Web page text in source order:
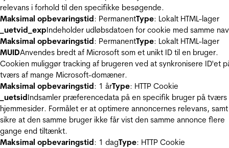
relevans i forhold til den specifikke besøgende.
Maksimal opbevaringstid: PermanentType: Lokalt HTML-lager
_uetvid_expIndeholder udløbsdatoen for cookie med samme
Maksimal opbevaringstid: PermanentType: Lokalt HTML-lager
MUIDAnvendes bredt af Microsoft som et unikt ID til en bruger.
Cookien muliggør tracking af brugeren ved at synkronisere ID'et
tværs af mange Microsoft-domæner.
Maksimal opbevaringstid: 1 årType: HTTP Cookie
_uetsidIndsamler præferencedata på en specifik bruger på tværs
hjemmesider. Formålet er at optimere annoncernes relevans, samt
sikre at den samme bruger ikke får vist den samme annonce flere
gange end tiltænkt.
Maksimal opbevaringstid: 1 dagType: HTTP Cookie